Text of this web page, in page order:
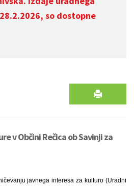
so dostopne
v Občini Rečica ob Savinji za
javnega interesa za kulturo (Uradni